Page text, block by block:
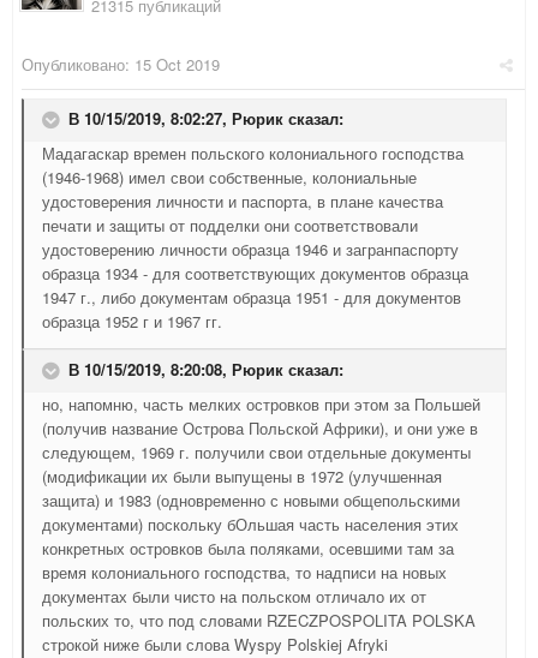
21315 публикаций
Опубликовано: 15 Oct 2019
В 10/15/2019, 8:02:27, Рюрик сказал:
Мадагаскар времен польского колониального господства
(1946-1968) имел свои собственные, колониальные
удостоверения личности и паспорта, в плане качества
печати и защиты от подделки они соответствовали
удостоверению личности образца 1946 и загранпаспорту
образца 1934 - для соответствующих документов образца
1947 г., либо документам образца 1951 - для документов
образца 1952 г и 1967 гг.
В 10/15/2019, 8:20:08, Рюрик сказал:
но, напомню, часть мелких островков при этом за Польшей
(получив название Острова Польской Африки), и они уже в
следующем, 1969 г. получили свои отдельные документы
(модификации их были выпущены в 1972 (улучшенная
защита) и 1983 (одновременно с новыми общепольскими
документами) поскольку бОльшая часть населения этих
конкретных островков была поляками, осевшими там за
время колониального господства, то надписи на новых
документах были чисто на польском отличало их от
польских то, что под словами RZECZPOSPOLITA POLSKA
строкой ниже были слова Wyspy Polskiej Afryki